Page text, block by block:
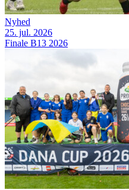
Nyhed
25. jul. 2026
Finale B13 2026